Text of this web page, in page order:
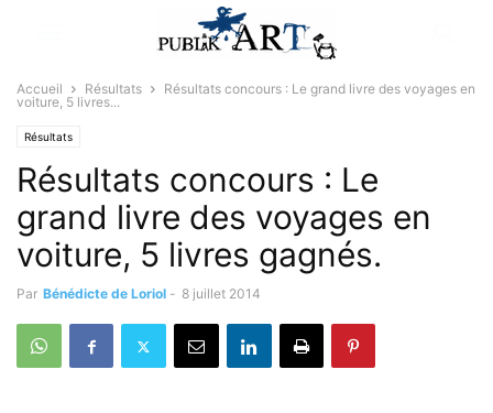
Accueil Résultats
Résultats concours : Le grand livre des voyages en
voiture, 5 livres...
Résultats
Résultats concours : Le
grand livre des voyages en
voiture, 5 livres gagnés.
Par Bénédicte de Loriol - 8 juillet 2014